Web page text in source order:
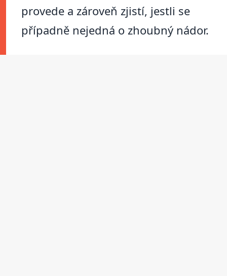
provede a zároveň zjistí, jestli se
případně nejedná o zhoubný nádor.